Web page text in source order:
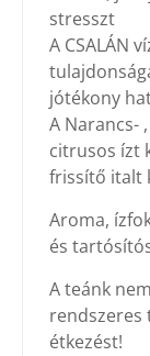
stresszt
A CSALÁN
jótékony
A Narancs-
citrusos ízt
frissítő italt
Aroma,
és
A teánk
rendszeres
étkezést!